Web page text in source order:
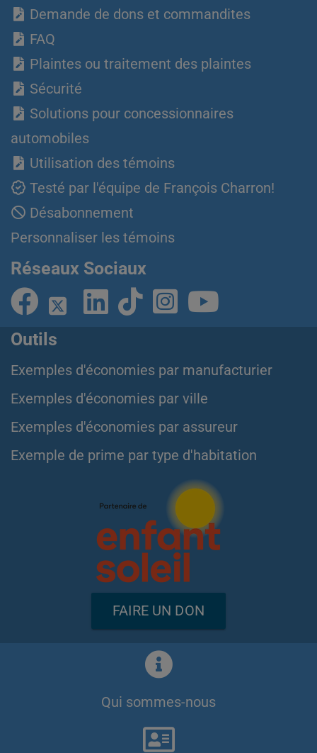
Demande de dons et commandites
FAQ
Plaintes ou traitement des plaintes
Sécurité
Solutions pour concessionnaires
automobiles
Utilisation des témoins
Testé par l'équipe de François Charron!
Désabonnement
Personnaliser les témoins
Réseaux Sociaux
Outils
Exemples d'économies par manufacturier
Exemples d'économies par ville
Exemples d'économies par assureur
Exemple de prime par type d'habitation
FAIRE UN DON
Qui sommes-nous